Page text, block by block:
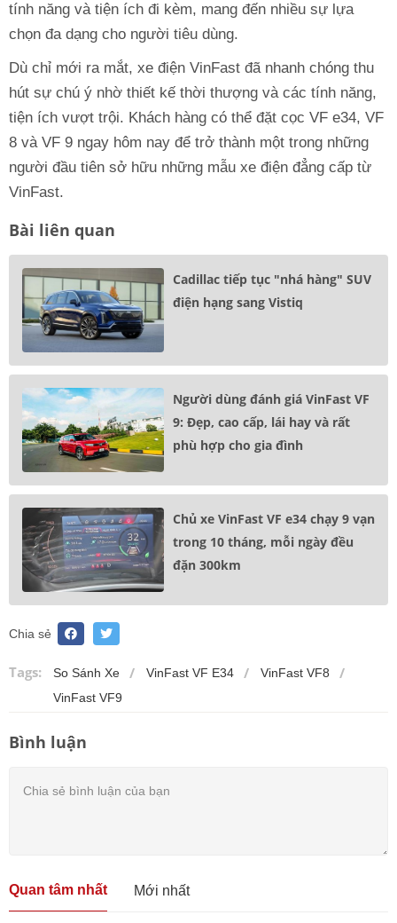
tính năng và tiện ích đi kèm, mang đến nhiều sự lựa
chọn đa dạng cho người tiêu dùng.
Dù chỉ mới ra mắt, xe điện VinFast đã nhanh chóng thu
hút sự chú ý nhờ thiết kế thời thượng và các tính năng,
tiện ích vượt trội. Khách hàng có thể đặt cọc VF e34, VF
8 và VF 9 ngay hôm nay để trở thành một trong những
người đầu tiên sở hữu những mẫu xe điện đẳng cấp từ
VinFast.
Bài liên quan
Cadillac tiếp tục "nhá hàng" SUV
điện hạng sang Vistiq
Người dùng đánh giá VinFast VF
9: Đẹp, cao cấp, lái hay và rất
phù hợp cho gia đình
Chủ xe VinFast VF e34 chạy 9 vạn
trong 10 tháng, mỗi ngày đều
đặn 300km
Chia sẻ
Tags: So Sánh Xe VinFast VF E34
VinFast VF8
VinFast VF9
Bình luận
Quan tâm nhất Mới nhất